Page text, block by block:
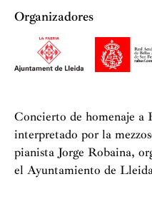
Organizadores
Concierto de homenaje a
interpretado por la
pianista Jorge Robaina,
el Ayuntamiento de